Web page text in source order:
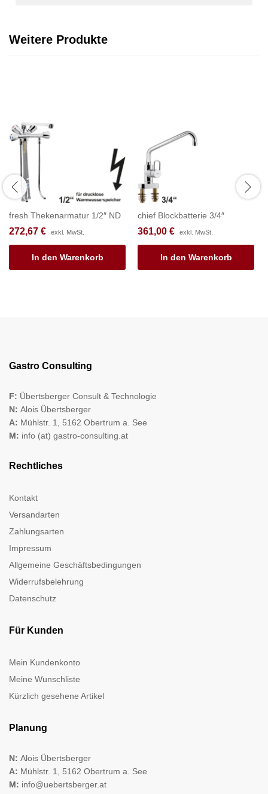
Weitere Produkte
fresh Thekenarmatur 1/2″ ND
272,67 € exkl. MwSt.
In den Warenkorb
chief Blockbatterie 3/4″
361,00 € exkl. MwSt.
In den Warenkorb
Gastro Consulting
F: Übertsberger Consult & Technologie
N: Alois Übertsberger
A: Mühlstr. 1, 5162 Obertrum a. See
M: info (at) gastro-consulting.at
Rechtliches
Kontakt
Versandarten
Zahlungsarten
Impressum
Allgemeine Geschäftsbedingungen
Widerrufsbelehrung
Datenschutz
Für Kunden
Mein Kundenkonto
Meine Wunschliste
Kürzlich gesehene Artikel
Planung
N: Alois Übertsberger
A: Mühlstr. 1, 5162 Obertrum a. See
M: info@uebertsberger.at